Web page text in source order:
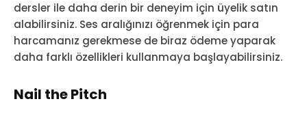
dersler ile daha derin bir deneyim için üyelik satın
alabilirsiniz. Ses aralığınızı öğrenmek için para
harcamanız gerekmese de biraz ödeme yaparak
daha farklı özellikleri kullanmaya başlayabilirsiniz.
Nail the Pitch